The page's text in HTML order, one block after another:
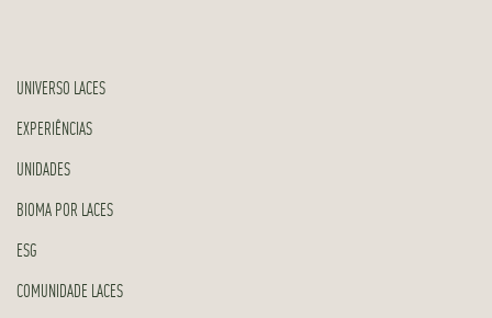
UNIVERSO LACES
EXPERIÊNCIAS
UNIDADES
BIOMA POR LACES
ESG
COMUNIDADE LACES